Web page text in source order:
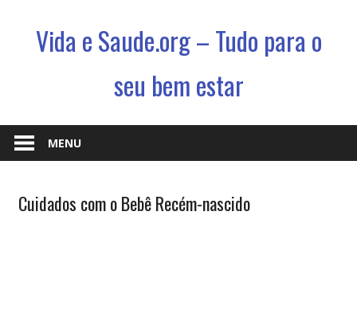
Vida e Saude.org – Tudo para o
seu bem estar
Saude
e
jeito
MENU
Cuidados com o Bebê Recém-nascido